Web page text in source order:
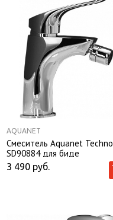
AQUANET
Смеситель Aquanet Techno
SD90884 для биде
3 490 руб.